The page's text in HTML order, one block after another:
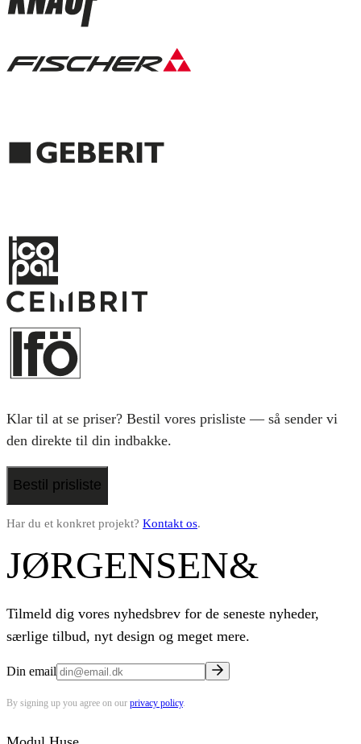
Klar til at se priser? Bestil vores prisliste — så sender vi
den direkte til din indbakke.
Bestil prisliste
Har du et konkret projekt? Kontakt os.
JØRGENSEN&
Tilmeld dig vores nyhedsbrev for de seneste nyheder,
særlige tilbud, nyt design og meget mere.
Din email
By signing up you agree on our privacy policy.